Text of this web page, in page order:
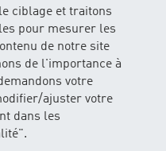
ciblage et traitons
pour mesurer les
de notre site
de l'importance à
votre
ajuster votre
dans les
primes
à un cours, tu
que tu peux échanger
ou des bons de
crédités